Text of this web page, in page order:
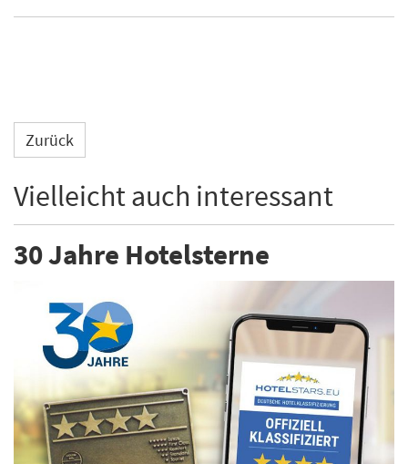
Zurück
Vielleicht auch interessant
30 Jahre Hotelsterne